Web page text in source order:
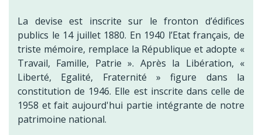
La devise est inscrite sur le fronton d’édifices
publics le 14 juillet 1880. En 1940 l’Etat français, de
triste mémoire, remplace la République et adopte «
Travail, Famille, Patrie ». Après la Libération, «
Liberté, Egalité, Fraternité » figure dans la
constitution de 1946. Elle est inscrite dans celle de
1958 et fait aujourd'hui partie intégrante de notre
patrimoine national.